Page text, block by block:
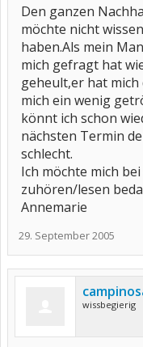
Den ganzen
möchte nicht
haben.Als mein
mich gefragt hat
geheult,er hat
mich ein wenig
könnt ich schon
nächsten Termin
schlecht.
Ich möchte mich
zuhören/lesen
Annemarie
29. September 2005
wissbegierig